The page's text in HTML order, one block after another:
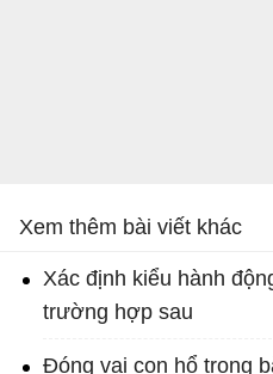
Xem thêm bài viết khác
Xác định kiểu hành
trường hợp sau
Đóng vai con hổ trong